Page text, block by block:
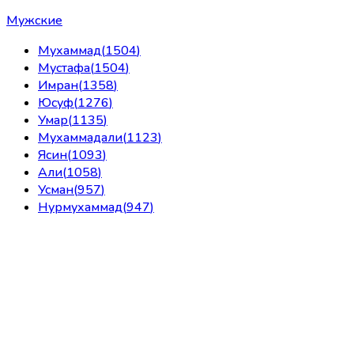
Мужские
Мухаммад(1504)
Мустафа(1504)
Имран(1358)
Юсуф(1276)
Умар(1135)
Мухаммадали(1123)
Ясин(1093)
Али(1058)
Усман(957)
Нурмухаммад(947)